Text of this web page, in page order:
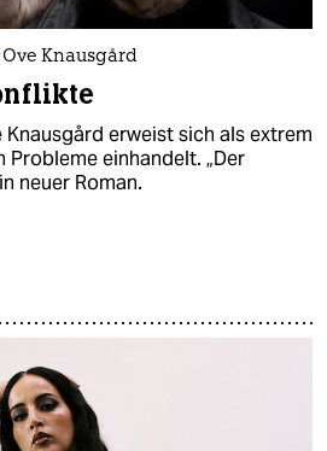
Knausgård
Knausgård erweist sich als extrem
Probleme einhandelt. „Der
neuer Roman.